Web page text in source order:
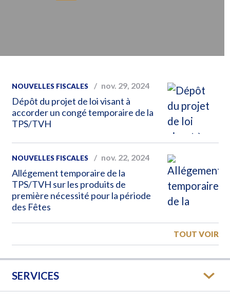
NOUVELLES FISCALES nov. 29, 2024
Dépôt du projet de loi visant à
accorder un congé temporaire de la
TPS/TVH
NOUVELLES FISCALES nov. 22, 2024
Allégement temporaire de la
TPS/TVH sur les produits de
première nécessité pour la période
des Fêtes
TOUT VOIR
SERVICES